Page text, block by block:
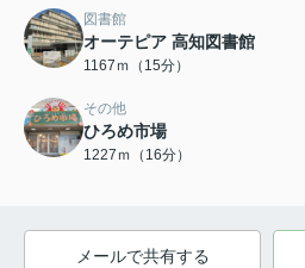
図書館
オーテピア 高知図書館
1167ｍ（15分）
その他
ひろめ市場
1227ｍ（16分）
メールで共有する